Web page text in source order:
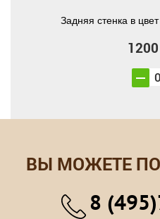
Задняя стенка в
ВЫ МОЖЕТЕ
8